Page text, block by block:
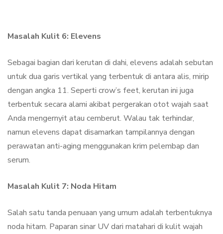
Masalah Kulit 6: Elevens
Sebagai bagian dari kerutan di dahi, elevens adalah sebutan
untuk dua garis vertikal yang terbentuk di antara alis, mirip
dengan angka 11. Seperti crow’s feet, kerutan ini juga
terbentuk secara alami akibat pergerakan otot wajah saat
Anda mengernyit atau cemberut. Walau tak terhindar,
namun elevens dapat disamarkan tampilannya dengan
perawatan anti-aging menggunakan krim pelembap dan
serum.
Masalah Kulit 7: Noda Hitam
Salah satu tanda penuaan yang umum adalah terbentuknya
noda hitam. Paparan sinar UV dari matahari di kulit wajah